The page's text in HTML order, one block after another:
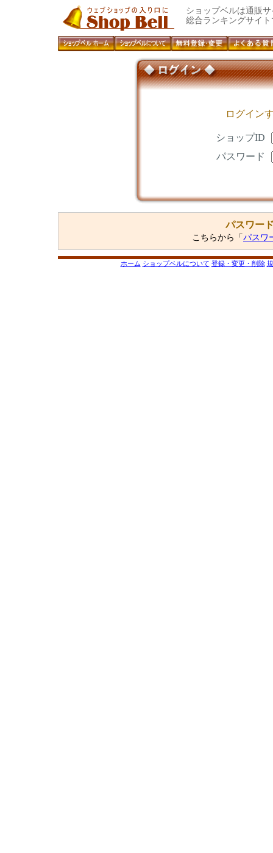
ショップベルは通販
総合ランキングサイ
ログイン
ショップID
パスワード
パスワー
こちらから「パスワ
ホーム ショップベルについて 登録・変更・削除